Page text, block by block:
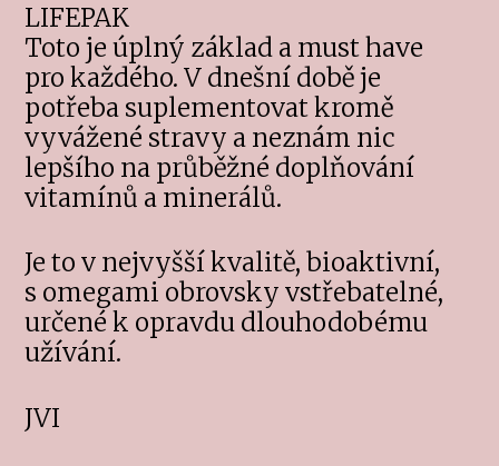
LIFEPAK
Toto je úplný základ a must have
pro každého. V dnešní době je
potřeba suplementovat kromě
vyvážené stravy a neznám nic
lepšího na průběžné doplňování
vitamínů a minerálů.
Je to v nejvyšší kvalitě, bioaktivní,
s omegami obrovsky vstřebatelné,
určené k opravdu dlouhodobému
užívání.
JVI